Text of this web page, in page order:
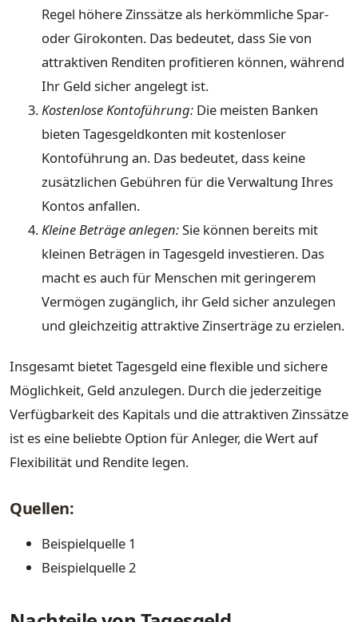
Regel höhere Zinssätze als herkömmliche Spar-
oder Girokonten. Das bedeutet, dass Sie von
attraktiven Renditen profitieren können, während
Ihr Geld sicher angelegt ist.
Kostenlose Kontoführung: Die meisten Banken
bieten Tagesgeldkonten mit kostenloser
Kontoführung an. Das bedeutet, dass keine
zusätzlichen Gebühren für die Verwaltung Ihres
Kontos anfallen.
Kleine Beträge anlegen:Sie können bereits mit
kleinen Beträgen in Tagesgeld investieren. Das
macht es auch für Menschen mit geringerem
Vermögen zugänglich, ihr Geld sicher anzulegen
und gleichzeitig attraktive Zinserträge zu erzielen.
Insgesamt bietet Tagesgeld eine flexible und sichere
Möglichkeit, Geld anzulegen. Durch die jederzeitige
Verfügbarkeit des Kapitals und die attraktiven Zinssätze
ist es eine beliebte Option für Anleger, die Wert auf
Flexibilität und Rendite legen.
Quellen:
Beispielquelle 1
Beispielquelle 2